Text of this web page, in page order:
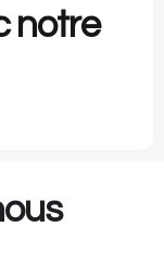
notre